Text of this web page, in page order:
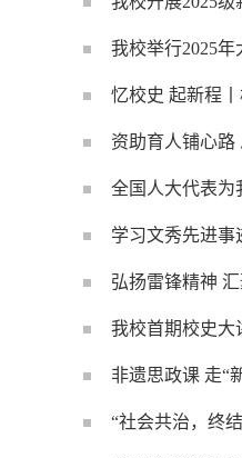
我校举行2025
忆校史 起新程
资助育人铺心
全国人大代表为
学习文秀先进
弘扬雷锋精神
我校首期校史大
非遗思政课 走“
“社会共治，终